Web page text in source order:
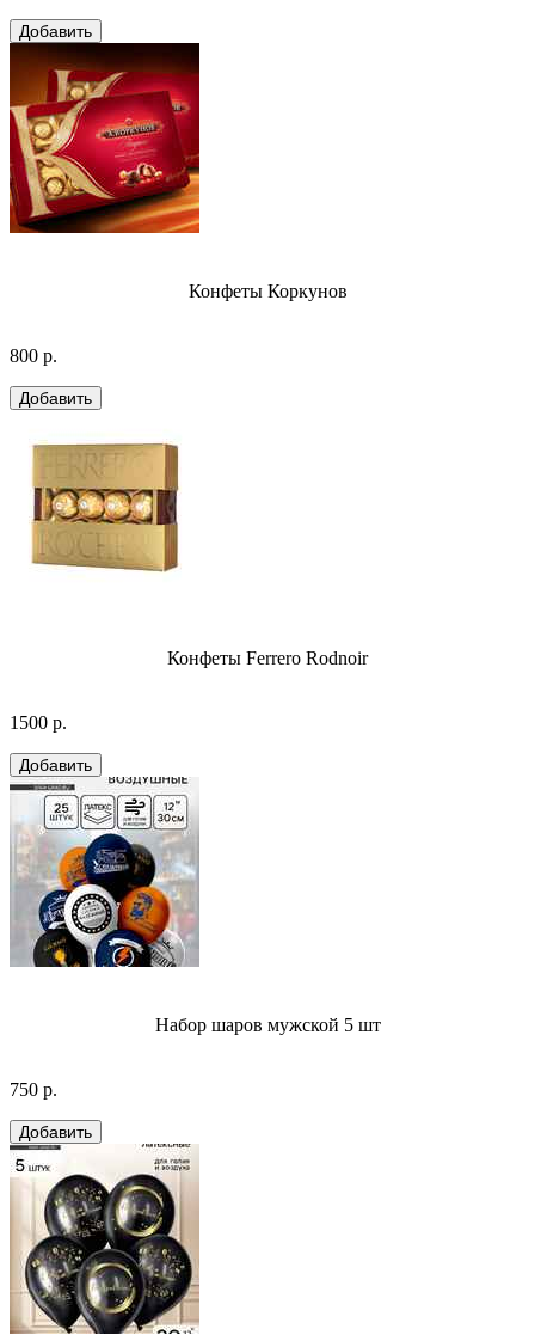
Конфеты Коркунов
800 р.
Конфеты Ferrero Rodnoir
1500 р.
Набор шаров мужской 5 шт
750 р.